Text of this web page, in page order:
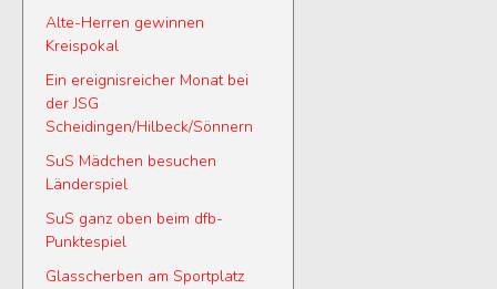
Alte-Herren gewinnen
Kreispokal
Ein ereignisreicher Monat bei
der JSG
Scheidingen/Hilbeck/Sönnern
SuS Mädchen besuchen
Länderspiel
SuS ganz oben beim dfb-
Punktespiel
Glasscherben am Sportplatz